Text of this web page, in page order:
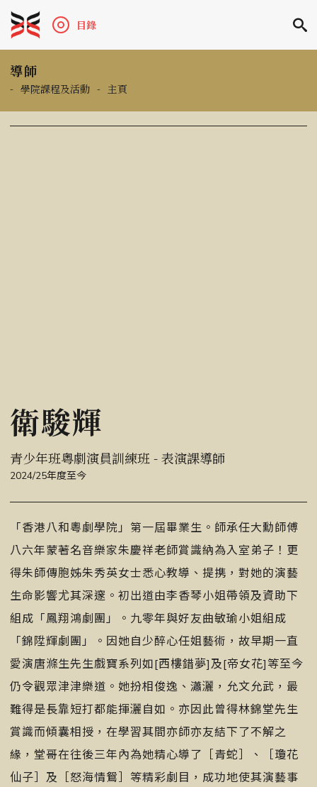
目錄
導師
- 學院課程及活動 - 主頁
衛駿輝
青少年班粵劇演員訓練班 - 表演課導師
2024/25年度至今
「香港八和粵劇學院」第一屆畢業生。師承任大勳師傅
八六年蒙著名音樂家朱慶祥老師賞識納為入室弟子！更
得朱師傳胞姊朱秀英女士悉心教導、提携，對她的演藝
生命影響尤其深邃。初出道由李香琴小姐帶領及資助下
組成「鳳翔鴻劇團」。九零年與好友曲敏瑜小姐組成
「錦陞輝劇團」。因她自少醉心任姐藝術，故早期一直
愛演唐滌生先生戲寶系列如[西樓錯夢]及[帝女花]等至今
仍令觀眾津津樂道。她扮相俊逸、瀟灑，允文允武，最
難得是長靠短打都能揮灑自如。亦因此曾得林錦堂先生
賞識而傾囊相授，在學習其間亦師亦友結下了不解之
緣，堂哥在往後三年內為她精心導了［青蛇］、［瓊花
仙子］及［怒海情鴛］等精彩劇目，成功地使其演藝事